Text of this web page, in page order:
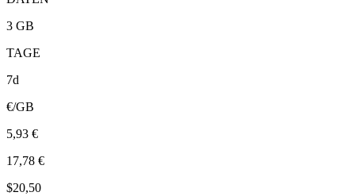
3 GB
TAGE
7d
€/GB
5,93 €
17,78 €
$20,50